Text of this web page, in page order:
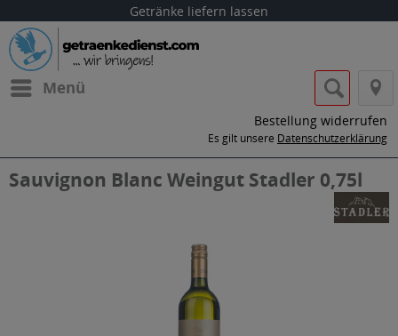
Getränke liefern lassen
Menü
Bestellung widerrufen
Es gilt unsere Datenschutzerklärung
Sauvignon Blanc Weingut Stadler 0,75l